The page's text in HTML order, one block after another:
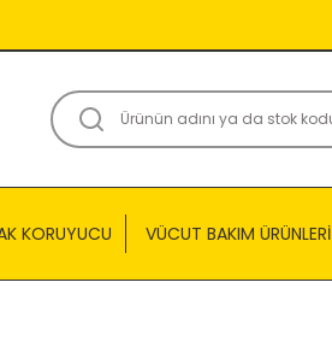
KORUYUCU VÜCUT BAKIM ÜRÜNLERİ